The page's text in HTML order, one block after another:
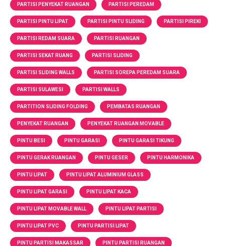
PARTISI PENYEKAT RUANGAN PARTISI PEREDAM
PARTISI PINTU LIPAT PARTISI PINTU SLIDING PARTISI PIREKI
PARTISI REDAM SUARA PARTISI RUANGAN
PARTISI SEKAT RUANG PARTISI SLIDING
PARTISI SLIDING WALLS PARTISI SOREPA PEREDAM SUARA
PARTISI SULAWESI PARTISI WALLS
PARTITION SLIDING FOLDING PEMBATAS RUANGAN
PENYEKAT RUANGAN PENYEKAT RUANGAN MOVABLE
PINTU BESI PINTU GARASI PINTU GARASI TIKUNG
PINTU GERAK RUANGAN PINTU GESER PINTU HARMONIKA
PINTU LIPAT PINTU LIPAT ALUMINIUM GLASS
PINTU LIPAT GARASI PINTU LIPAT KACA
PINTU LIPAT MOVABLE WALL PINTU LIPAT PARTISI
PINTU LIPAT PVC PINTU PARTISI LIPAT
PINTU PARTISI MAKASSAR PINTU PARTISI RUANGAN